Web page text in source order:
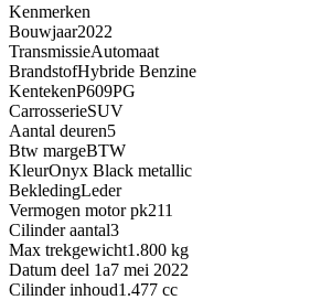
Kenmerken
Bouwjaar2022
TransmissieAutomaat
BrandstofHybride Benzine
KentekenP609PG
CarrosserieSUV
Aantal deuren5
Btw margeBTW
KleurOnyx Black metallic
BekledingLeder
Vermogen motor pk211
Cilinder aantal3
Max trekgewicht1.800 kg
Datum deel 1a7 mei 2022
Cilinder inhoud1.477 cc